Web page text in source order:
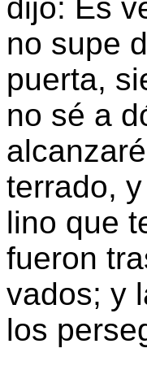
dijo: Es
no supe
puerta,
no sé a
terrado,
lino que
fueron
vados; y
los